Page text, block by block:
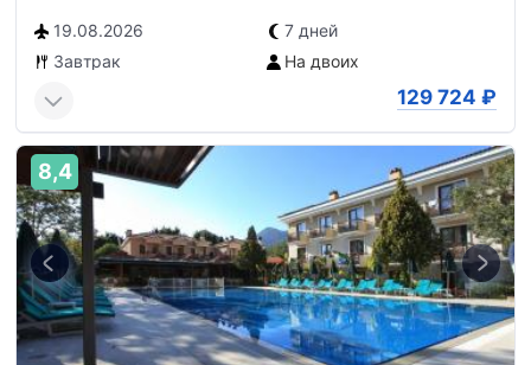
19.08.2026
7 дней
Завтрак
На двоих
129 724 ₽
8,4